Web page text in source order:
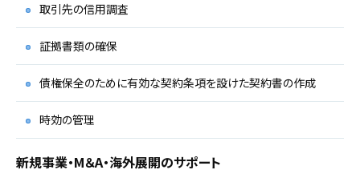
取引先の信用調査
証拠書類の確保
債権保全のために有効な契約条項を設けた契約書の作成
時効の管理
新規事業・M＆A・海外展開のサポート